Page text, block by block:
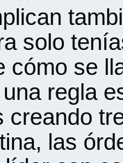
solo
cómo se
regla
creando
las